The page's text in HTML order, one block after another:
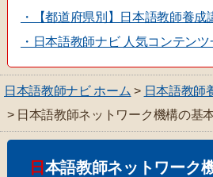
・【都道府県別】日本語教師養成
・日本語教師ナビ 人気コンテンツ
日本語教師ナビ ホーム > 日本語教師
> 日本語教師ネットワーク機構の基
日本語教師ネットワーク機構の基本情報を